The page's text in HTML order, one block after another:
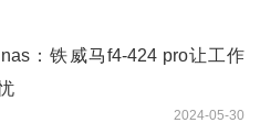
：铁威马f4-424 pro让工作
2024-05-30